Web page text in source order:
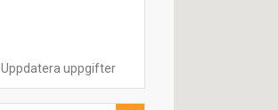
Uppdatera uppgifter